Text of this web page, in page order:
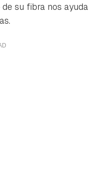
de su fibra nos ayuda